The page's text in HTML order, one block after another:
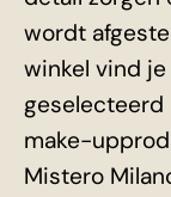
wordt
winkel vind
geselecteerd
make-
Mistero